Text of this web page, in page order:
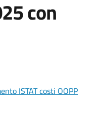
con
ISTAT costi OOPP